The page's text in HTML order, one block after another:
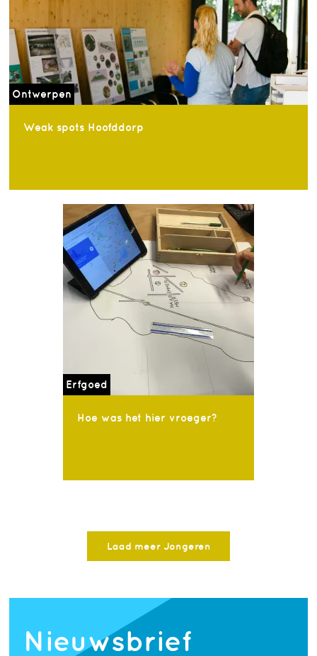
Ontwerpen
Weak spots Hoofddorp
Erfgoed
Hoe was het hier vroeger?
Laad meer Jongeren
Nieuwsbrief